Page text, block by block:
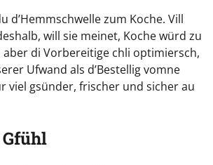
d’Hemmschwelle zum Koche. Vill
will sie meinet, Koche würd zu
aber di Vorbereitige chli optimiersch,
Ufwand als d’Bestellig vomne
viel gsünder, frischer und sicher au